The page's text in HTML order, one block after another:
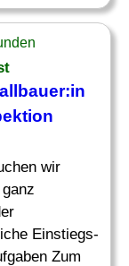
wir
Einstiegs-
Zum